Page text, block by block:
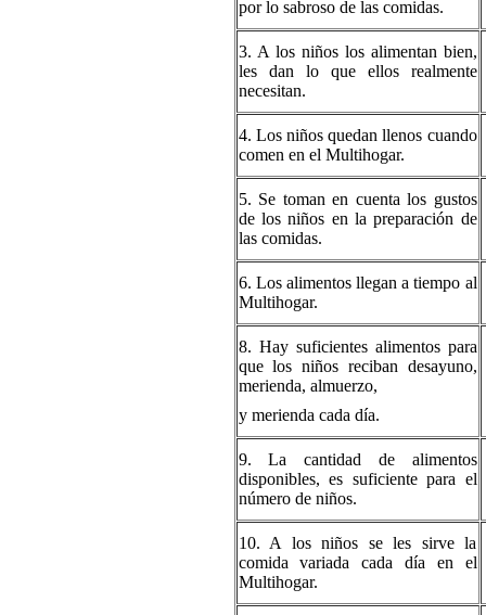
por lo sabroso de las comidas.
3. A los niños los alimentan bien,
les dan lo que ellos realmente
necesitan.
4. Los niños quedan llenos cuando
comen en el Multihogar.
5. Se toman en cuenta los gustos
de los niños en la preparación de
las comidas.
6. Los alimentos llegan a tiempo al
Multihogar.
8. Hay suficientes alimentos para
que los niños reciban desayuno,
merienda, almuerzo,
y merienda cada día.
9. La cantidad de alimentos
disponibles, es suficiente para el
número de niños.
10. A los niños se les sirve la
comida variada cada día en el
Multihogar.